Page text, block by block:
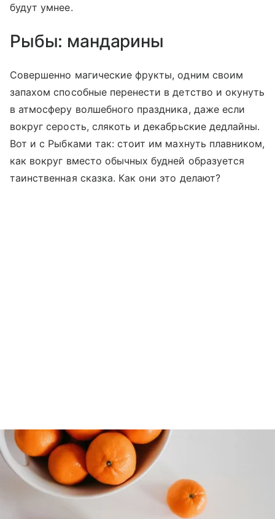
будут умнее.
Рыбы: мандарины
Совершенно магические фрукты, одним своим
запахом способные перенести в детство и окунуть
в атмосферу волшебного праздника, даже если
вокруг серость, слякоть и декабрьские дедлайны.
Вот и с Рыбками так: стоит им махнуть плавником,
как вокруг вместо обычных будней образуется
таинственная сказка. Как они это делают?